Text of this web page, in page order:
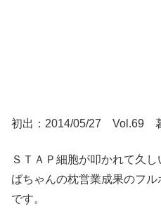
初出：2014/05/27 Vol.69
ＳＴＡＰ細胞が叩かれて久
ばちゃんの枕営業成果のフ
です。